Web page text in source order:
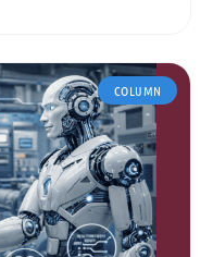
COLUMN